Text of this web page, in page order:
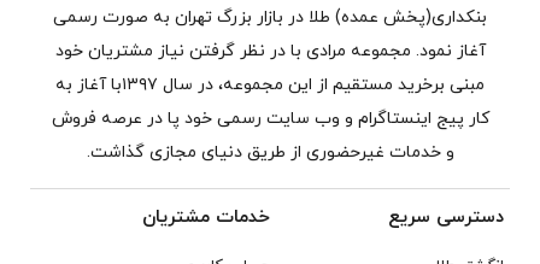
بنکداری(پخش عمده) طلا در بازار بزرگ تهران به صورت رسمی
آغاز نمود. مجموعه مرادی با در نظر گرفتن نیاز مشتریان خود
مبنی برخرید مستقیم از این مجموعه، در سال ۱۳۹۷با آغاز به
کار پیج اینستاگرام و وب سایت رسمی خود پا در عرصه فروش
و خدمات غیرحضوری از طریق دنیای مجازی گذاشت.
دسترسی سریع خدمات مشتریان